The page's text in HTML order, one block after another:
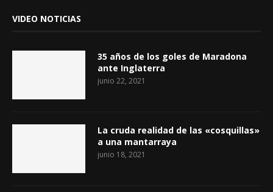
VIDEO NOTICIAS
35 años de los goles de Maradona
ante Inglaterra
junio 22, 2021
La cruda realidad de las «cosquillas»
a una mantarraya
junio 18, 2021